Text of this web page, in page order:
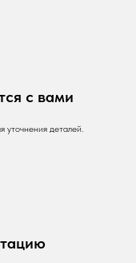
с вами
уточнения деталей.